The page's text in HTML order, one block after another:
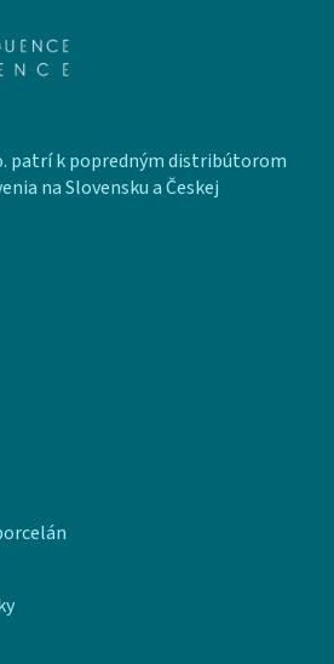
patrí k popredným distribútorom
na Slovensku a Českej